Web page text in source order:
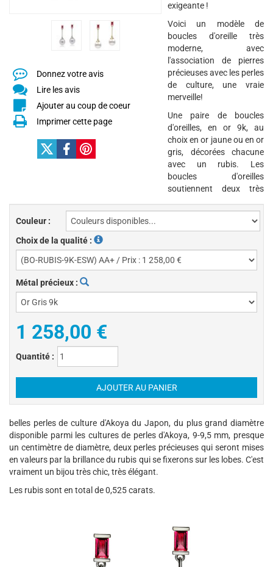
Donnez votre avis
Lire les avis
Ajouter au coup de coeur
Imprimer cette page
Couleur :
Choix de la qualité :
Métal précieux :
1 258,00 €
Quantité :
exigeante !
Voici un modèle de
boucles d'oreille très
moderne, avec
l'association de pierres
précieuses avec les perles
de culture, une vraie
merveille!
Une paire de boucles
d'oreilles, en or 9k, au
choix en or jaune ou en or
gris, décorées chacune
avec un rubis. Les
boucles d'oreilles
soutiennent deux très
belles perles de culture d'Akoya du Japon, du plus grand diamètre
disponible parmi les cultures de perles d'Akoya, 9-9,5 mm, presque
un centimètre de diamètre, deux perles précieuses qui seront mises
en valeurs par la brillance du rubis qui se fixerons sur les lobes. C'est
vraiment un bijou très chic, très élégant.
Les rubis sont en total de 0,525 carats.